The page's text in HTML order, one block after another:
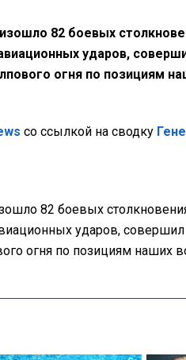
82 боевых
ударов,
огня по позициям
со ссылкой на сводку
82 боевых
ударов,
огня по позициям наших